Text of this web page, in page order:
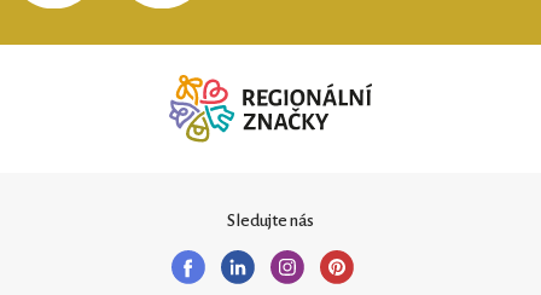
Sledujte nás